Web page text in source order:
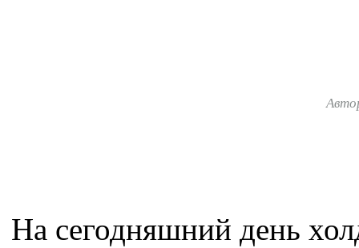
На сегодняшний день